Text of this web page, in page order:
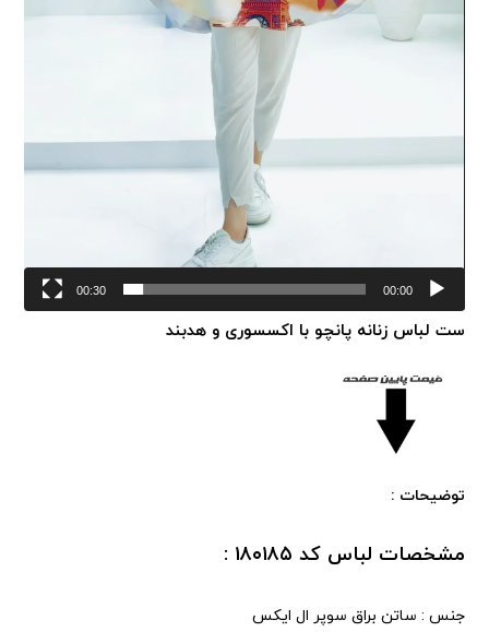
00:00
00:30
ست لباس زنانه پانچو با اکسسوری و هدبند
توضیحات :
مشخصات لباس کد ۱۸۰۱۸۵ :
جنس : ساتن براق سوپر ال ایکس